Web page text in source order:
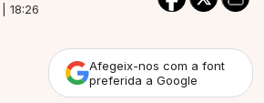
18:26
Afegeix-nos com a font
preferida a Google